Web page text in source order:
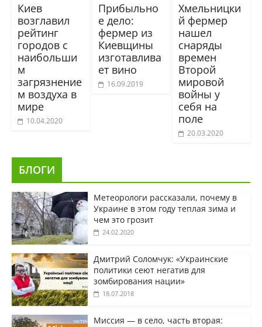
Киев
возглавил
рейтинг
городов с
наибольши
м
загрязнение
м воздуха в
мире
10.04.2020
Прибыльно
е дело:
фермер из
Киевщины
изготавлива
ет вино
16.09.2019
Хмельницки
й фермер
нашел
снаряды
времен
Второй
мировой
войны у
себя на
поле
20.03.2020
БЛОГИ
Метеорологи рассказали, почему в
Украине в этом году теплая зима и
чем это грозит
24.02.2020
Дмитрий Соломчук: «Украинские
политики сеют негатив для
зомбирования нации»
18.07.2018
Миссия — в село, часть вторая: